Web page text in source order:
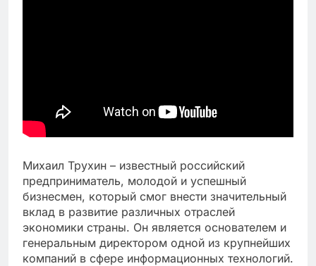
Михаил Трухин – известный российский
предприниматель, молодой и успешный
бизнесмен, который смог внести значительный
вклад в развитие различных отраслей
экономики страны. Он является основателем и
генеральным директором одной из крупнейших
компаний в сфере информационных технологий.